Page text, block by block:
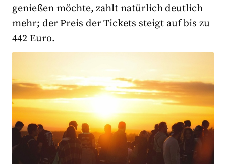
genießen möchte, zahlt natürlich deutlich
mehr; der Preis der Tickets steigt auf bis zu
442 Euro.